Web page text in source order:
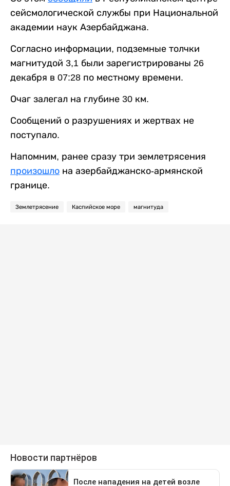
сейсмологической службы при Национальной
академии наук Азербайджана.
Согласно информации, подземные толчки
магнитудой 3,1 были зарегистрированы 26
декабря в 07:28 по местному времени.
Очаг залегал на глубине 30 км.
Сообщений о разрушениях и жертвах не
поступало.
Напомним, ранее сразу три землетрясения
произошло на азербайджанско-армянской
границе.
Землетрясение Каспийское море магнитуда